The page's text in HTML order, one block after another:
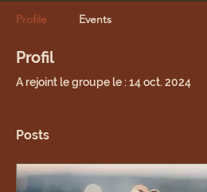
Profile Events
Profil
A rejoint le groupe le : 14 oct. 2024
Posts